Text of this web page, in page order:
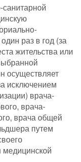
раз в год (за
жительства или
осуществляет
исключением
врача-
врача-
врача общей
путем
медицинской